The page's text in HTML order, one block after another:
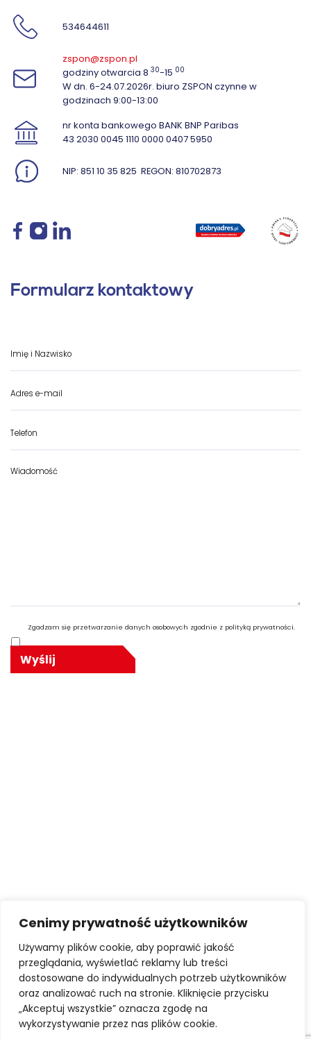
Cenimy prywatność użytkowników
Używamy plików cookie, aby poprawić jakość
przeglądania, wyświetlać reklamy lub treści
dostosowane do indywidualnych potrzeb użytkowników
oraz analizować ruch na stronie. Kliknięcie przycisku
„Akceptuj wszystkie” oznacza zgodę na
wykorzystywanie przez nas plików cookie.
534644611
zspon@zspon.pl
godziny otwarcia 8 30-15 00
W dn. 6-24.07.2026r. biuro ZSPON czynne w
godzinach 9:00-13:00
nr konta bankowego BANK BNP Paribas
43 2030 0045 1110 0000 0407 5950
NIP: 851 10 35 825 REGON: 810702873
Formularz kontaktowy
Zgadzam się przetwarzanie danych osobowych zgodnie z polityką prywatności.
STATUT
KODEKS ETYKI ZAWODOWEJ
UBEZPIECZNIE OC POSREDNIKÓW I ZARZADCÓW
POLITYKA PRYWATNOŚCI